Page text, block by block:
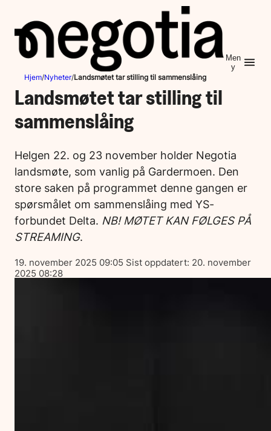
innhold
Men
y
Hjem/Nyheter/Landsmøtet tar stilling til sammenslåing
Landsmøtet tar stilling til
sammenslåing
Helgen 22. og 23 november holder Negotia
landsmøte, som vanlig på Gardermoen. Den
store saken på programmet denne gangen er
spørsmålet om sammenslåing med YS-
forbundet Delta. NB! MØTET KAN FØLGES PÅ
STREAMING.
Lagt
ut
på
19. november 2025 09:05 Sist oppdatert: 20. november
2025 08:28